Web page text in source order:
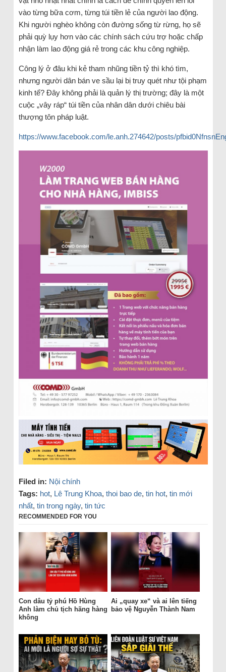
vào từng bữa cơm, từng túi tiền lẻ của người lao động.
Khi người nghèo không còn đường sống từ rừng, họ sẽ
phải quỳ lụy hơn vào các chính sách cứu trợ hoặc chấp
nhận làm lao động giá rẻ trong các khu công nghiệp.
Công lý ở đâu khi kẻ tham nhũng tiền tỷ thì khó tìm,
nhưng người dân bán ve sầu lại bị truy quét như tội phạm
kinh tế? Đây không phải là quản lý thị trường; đây là một
cuộc „vây ráp“ túi tiền của nhân dân dưới chiêu bài
thượng tôn pháp luật.
https://www.facebook.com/le.anh.274642/posts/
Filed in: Nội chính
Tags: hot, Lê Trung Khoa, thoi bao de, tin hot, tin mới
nhất, tin trong ngày, tin tức
RECOMMENDED FOR YOU
Con dâu tỷ phú Hồ Hùng
Anh làm chủ tịch hãng hàng
không
Ai „quay xe“ và ai lên tiếng
bảo vệ Nguyễn Thành Nam